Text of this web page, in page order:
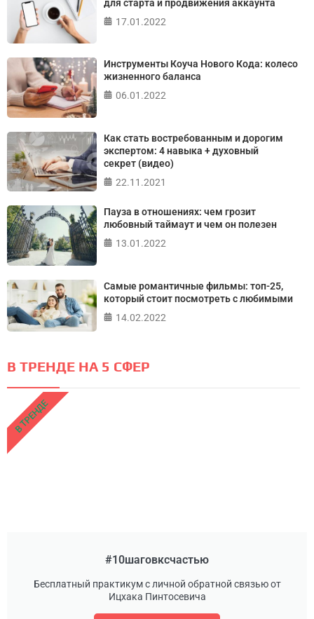
для старта и продвижения аккаунта
17.01.2022
Инструменты Коуча Нового Кода: колесо
жизненного баланса
06.01.2022
Как стать востребованным и дорогим
экспертом: 4 навыка + духовный
секрет (видео)
22.11.2021
Пауза в отношениях: чем грозит
любовный таймаут и чем он полезен
13.01.2022
Самые романтичные фильмы: топ-25,
который стоит посмотреть с любимыми
14.02.2022
В ТРЕНДЕ НА 5 СФЕР
#10шаговксчастью
Бесплатный практикум с личной обратной связью от
Ицхака Пинтосевича
В ТРЕНДЕ